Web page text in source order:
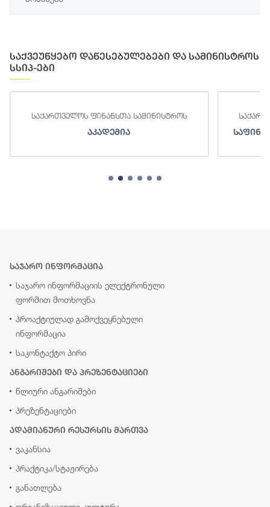
საქვეუწყებო დაწესებულებები და სამინისტროს
სსიპ-ები
საქართველოს ფინანსთა სამინისტროს
აკადემია
საჯარო ინფორმაცია
საჯარო ინფორმაციის ელექტრონული
ფორმით მოთხოვნა
პროაქტიულად გამოქვეყნებული
ინფორმაცია
საკონტაქტო პირი
ანგარიშები და პრეზენტაციები
წლიური ანგარიშები
პრეზენტაციები
ადამიანური რესურსის მართვა
ვაკანსია
პრაქტიკა/სტაჟირება
განათლება